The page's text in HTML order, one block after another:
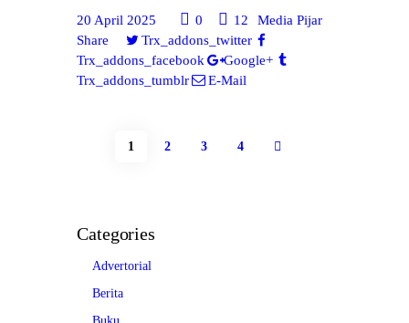
20 April 2025 0 12
Media Pijar
Share
Trx_addons_twitter
Trx_addons_facebook
Google+
Trx_addons_tumblr
E-Mail
Navigasi pos
PAGE
1 PAGE
2 PAGE
3 PAGE
4
Categories
Advertorial
Berita